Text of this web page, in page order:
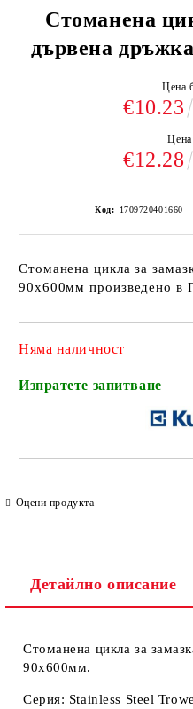
Стоманена
дървена
Цена
€10.23
€12.28
Код: 1709720401660
Стоманена цикла за
90х600мм произведено в
Няма наличност
Изпратете запитване
Оцени продукта
Детайлно описание
Стоманена цикла за
90х600мм.
Серия: Stainless Steel